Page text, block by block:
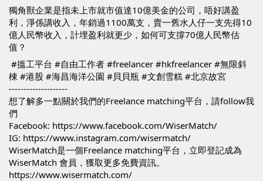
獨角獸企業是指未上市就市值達10億美金的公司，唔好講盈
利，淨係講收入，年銷過1100萬支，賣一舊水人仔一支先得10
億人民幣收入，計埋盈利就更少，如何可支撐70億人民幣估
值？
#搵工平台 #自由工作者 #freelancer #hkfreelancer #無限斜
棟 #港股 #海昌海洋公園 #貝貝瓶 #文創雪糕 #北京故宮
--------------------
想了解多一點關於我們的Freelance matching平台，請follow我
們
Facebook: https://www.facebook.com/WiserMatch/
IG: https://www.instagram.com/wisermatch/
WiserMatch是一個Freelance matching平台，立即登記成為
WiserMatch 會員，獲取更多免費資訊。
https://www.wisermatch.com/